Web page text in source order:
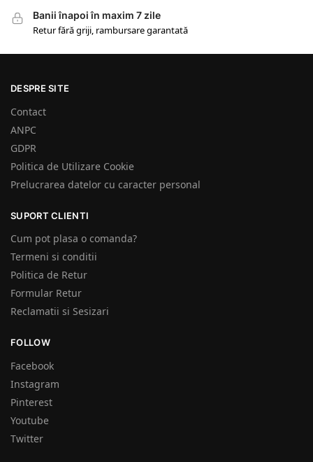
Banii înapoi în maxim 7 zile
Retur fără griji, rambursare garantată
DESPRE SITE
Contact
ANPC
GDPR
Politica de Utilizare Cookie
Prelucrarea datelor cu caracter personal
SUPORT CLIENTI
Cum pot plasa o comanda?
Termeni si conditii
Politica de Retur
Formular Retur
Reclamatii si Sesizari
FOLLOW
Facebook
Instagram
Pinterest
Youtube
Twitter